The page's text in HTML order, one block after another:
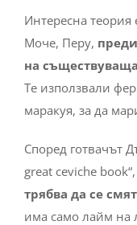
Интересна теория
Моче, Перу,
на
Те използвали
маракуя, за да
Според готвачът
great ceviche book“,
трябва да се
има само лайм на